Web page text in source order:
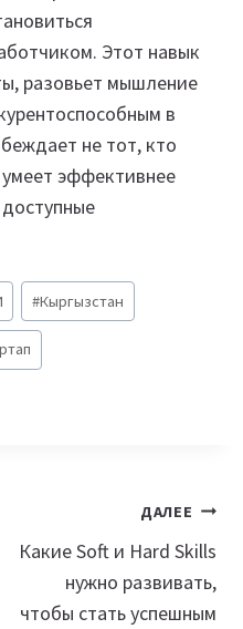
Этот навык
разовьет мышление
в
не тот, кто
эффективнее
#Кыргызстан
ДАЛЕЕ
Какие Soft и Hard Skills
нужно развивать,
чтобы стать успешным